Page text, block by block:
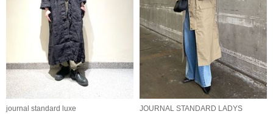
journal standard luxe
JOURNAL STANDARD LADYS